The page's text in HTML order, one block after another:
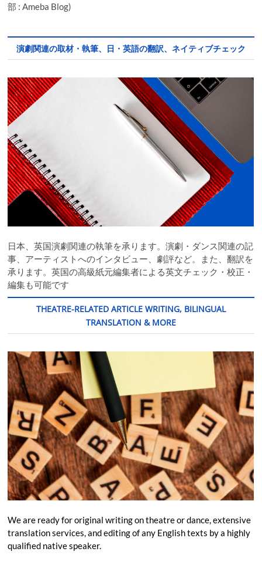
部 : Ameba Blog)
演劇関連の取材・執筆、日・英語の翻訳、ネイティブチェック
日本、英国演劇関連の執筆を承ります。演劇・ダンス関連の記
事、アーティストへのインタビュー、劇評など。また、翻訳を
承ります。英国の高級紙元編集者による英文チェック・校正・
編集も可能です
THEATRE-RELATED ARTICLE WRITING, BILINGUAL
TRANSLATION & MORE
We are ready for original writing on theatre or dance, extensive
translation services, and editing of any English texts by a highly
qualified native speaker.